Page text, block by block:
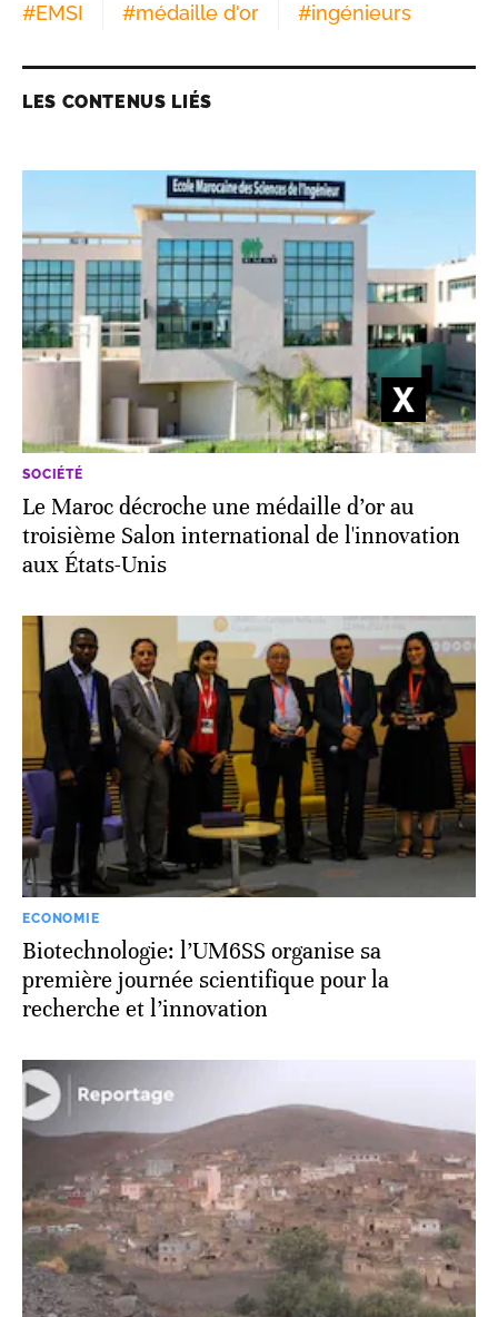
#EMSI #médaille d'or #ingénieurs
LES CONTENUS LIÉS
SOCIÉTÉ
Le Maroc décroche une médaille d’or au
troisième Salon international de l'innovation
aux États-Unis
ECONOMIE
Biotechnologie: l’UM6SS organise sa
première journée scientifique pour la
recherche et l’innovation